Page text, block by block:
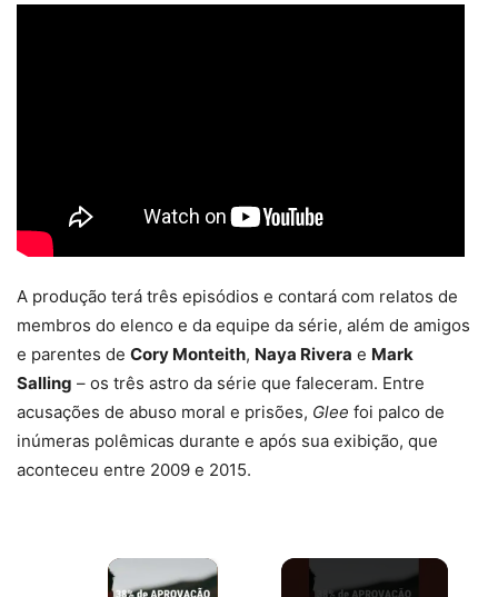
A produção terá três episódios e contará com relatos de
membros do elenco e da equipe da série, além de amigos
e parentes de Cory Monteith, Naya Rivera e Mark
Salling – os três astro da série que faleceram. Entre
acusações de abuso moral e prisões, Glee foi palco de
inúmeras polêmicas durante e após sua exibição, que
aconteceu entre 2009 e 2015.
×